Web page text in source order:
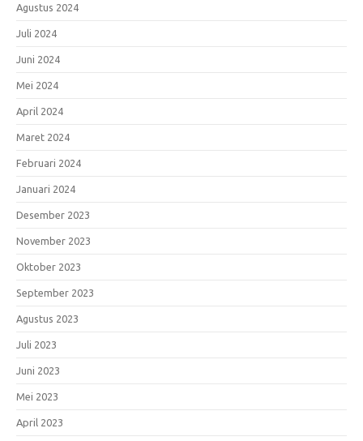
Agustus 2024
Juli 2024
Juni 2024
Mei 2024
April 2024
Maret 2024
Februari 2024
Januari 2024
Desember 2023
November 2023
Oktober 2023
September 2023
Agustus 2023
Juli 2023
Juni 2023
Mei 2023
April 2023